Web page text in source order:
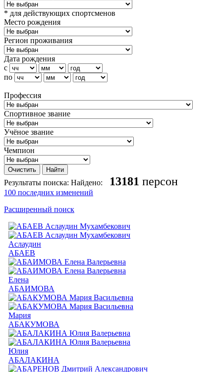
* для действующих спортсменов
Место рождения
Регион проживания
Дата рождения
с
по
Профессия
Спортивное звание
Учёное звание
Чемпион
Результаты поиска: Найдено: 13181 персон
100 последних изменений
Расширенный поиск
Аслаудин
АБАЕВ
Елена
АБАИМОВА
Мария
АБАКУМОВА
Юлия
АБАЛАКИНА